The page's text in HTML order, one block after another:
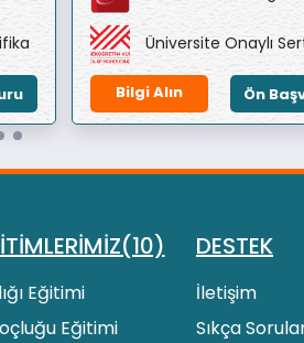
Üniversite Onaylı
Bilgi Alın Ön
Eğitimi
Eğitimi
DESTEK
İletişim
Sıkça